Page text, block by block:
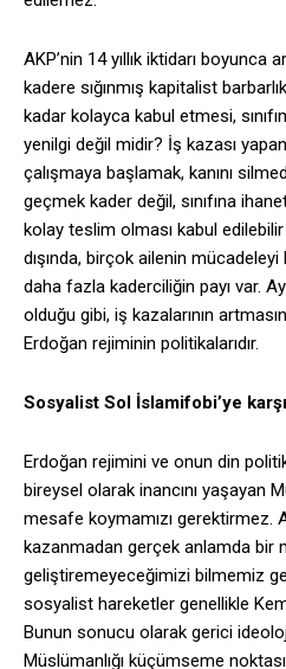
AKP’nin 14 yıllık iktidarı boyunca
kadere sığınmış kapitalist
kadar kolayca kabul etmesi,
yenilgi değil midir? İş kazası
çalışmaya başlamak, kanını
geçmek kader değil, sınıfına
kolay teslim olması kabul
dışında, birçok ailenin
daha fazla kaderciliğin payı var.
olduğu gibi, iş kazalarının
Erdoğan rejiminin politikalarıdır.
Sosyalist Sol İslamifobi’ye
Erdoğan rejimini ve onun din
bireysel olarak inancını yaşayan
mesafe koymamızı gerektirmez.
kazanmadan gerçek anlamda bir
geliştiremeyeceğimizi bilmemiz
sosyalist hareketler genellikle
Bunun sonucu olarak gerici
Müslümanlığı küçümseme